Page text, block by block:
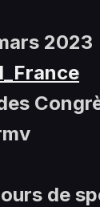
2023
de